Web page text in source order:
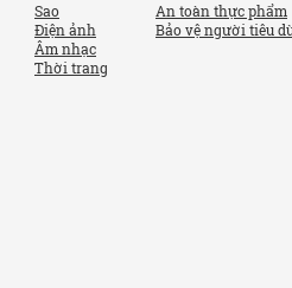
Sao
Điện ảnh
Âm nhạc
Thời trang
An toàn thực phẩm
Bảo vệ người tiêu